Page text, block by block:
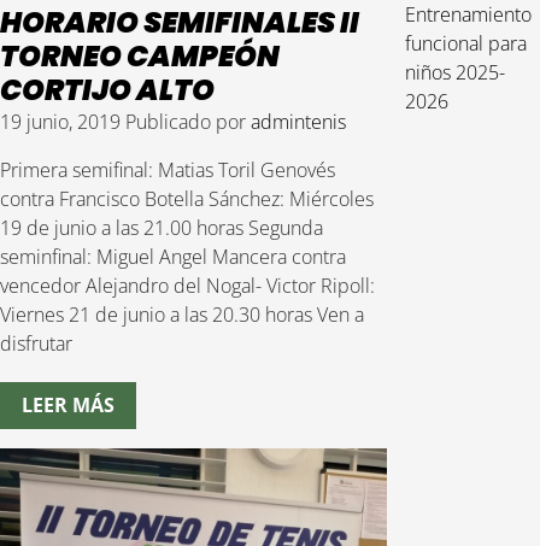
HORARIO SEMIFINALES II
TORNEO CAMPEÓN
CORTIJO ALTO
19 junio, 2019 Publicado poradmintenis
Primera semifinal: Matias Toril Genovés
contra Francisco Botella Sánchez: Miércoles
19 de junio a las 21.00 horas Segunda
seminfinal: Miguel Angel Mancera contra
vencedor Alejandro del Nogal- Victor Ripoll:
Viernes 21 de junio a las 20.30 horas Ven a
disfrutar
LEER MÁS
Entrenamiento
funcional para
niños 2025-
2026